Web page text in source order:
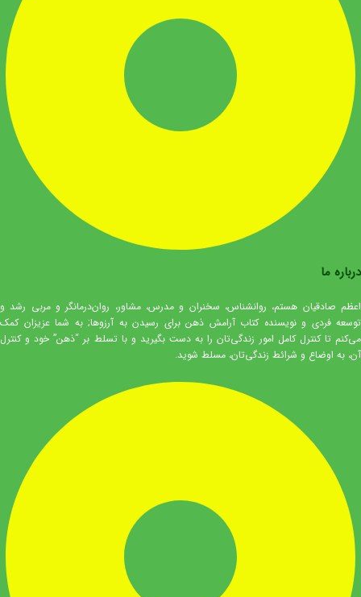
درباره ما
اعظم صادقیان هستم، روانشناس، سخنران و مدرس، مشاور، روان‌درمانگر و مربی رشد و
توسعه فردی و نویسنده کتاب آرامش ذهن برای رسیدن به آرزوها; به شما عزیزان کمک
می‌کنم تا کنترل کامل امور زندگی‌تان را به دست بگیرید و با تسلط بر “ذهن” خود و کنترل
آن، به اوضاع و شرائط زندگی‌تان، مسلط شوید.